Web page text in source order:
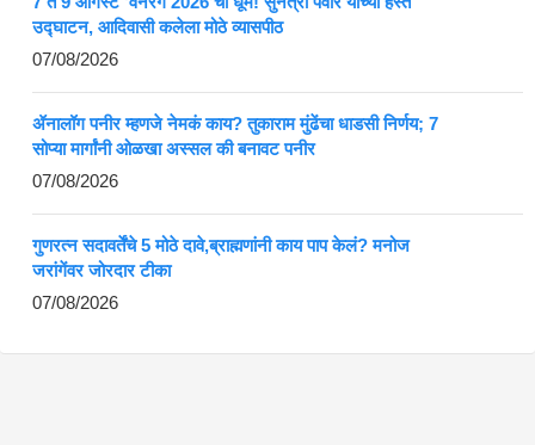
उद्घाटन, आदिवासी कलेला मोठे व्यासपीठ
07/08/2026
ॲनालॉग पनीर म्हणजे नेमकं काय? तुकाराम मुंढेंचा धाडसी निर्णय; 7
सोप्या मार्गांनी ओळखा अस्सल की बनावट पनीर
07/08/2026
गुणरत्न सदावर्तेंचे 5 मोठे दावे,ब्राह्मणांनी काय पाप केलं? मनोज
जरांगेंवर जोरदार टीका
07/08/2026